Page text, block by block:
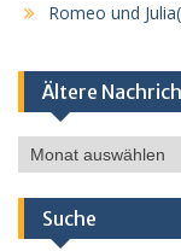
Romeo und
Ältere
Ältere
Nachrichten
Suche